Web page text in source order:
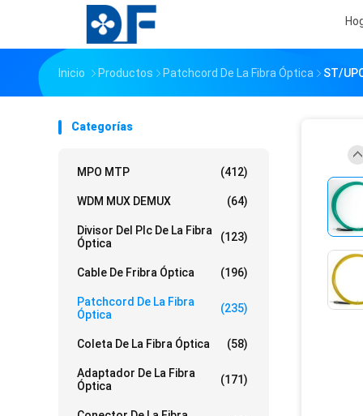
Inicio Productos Patchcord De La Fibra Óptica ST/
Categorías
MPO MTP (412)
WDM MUX DEMUX (64)
Divisor Del Plc De La Fibra
Óptica
(123)
Cable De Fribra Óptica (196)
Patchcord De La Fibra
Óptica
(235)
Coleta De La Fibra Óptica (58)
Adaptador De La Fibra
Óptica
(171)